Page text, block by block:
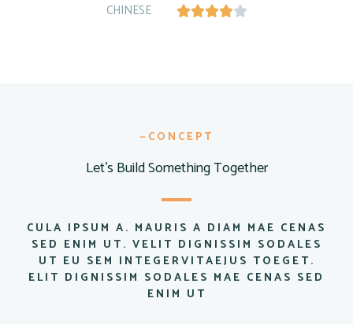
CHINESE 
—CONCEPT
Let's Build Something Together
CULA IPSUM A. MAURIS A DIAM MAE CENAS
SED ENIM UT. VELIT DIGNISSIM SODALES
UT EU SEM INTEGERVITAEJUS TOEGET.
ELIT DIGNISSIM SODALES MAE CENAS SED
ENIM UT